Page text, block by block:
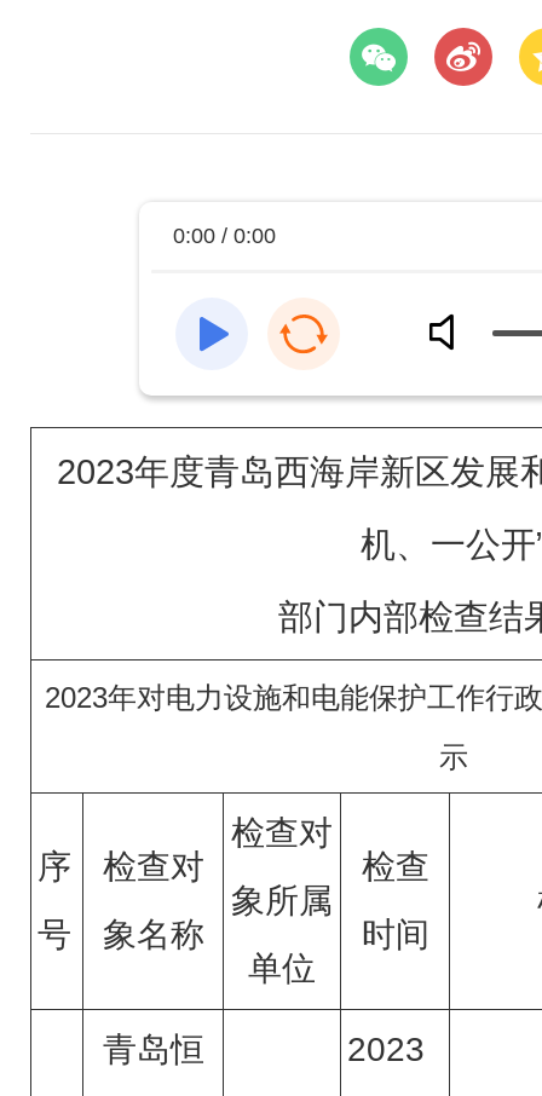
0:00 / 0:00
2023年度青岛西海岸新区发展
机、一公开
部门内部检查结
2023年对电力设施和电能保护工作行
示
序
号
检查对
象名称
检查对
象所属
单位
检查
时间
青岛恒
2023